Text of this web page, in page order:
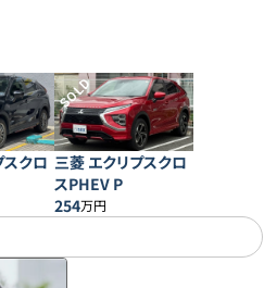
クロ
SOLD
三菱 エクリプスクロ
スPHEV P
254万円